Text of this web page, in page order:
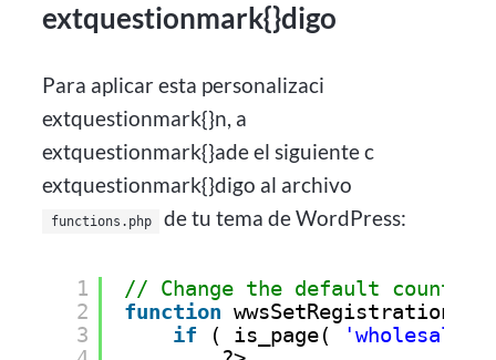
extquestionmark{}digo
Para aplicar esta personalizaci
extquestionmark{}n, a
extquestionmark{}ade el siguiente c
extquestionmark{}digo al archivo
functions.php de tu tema de WordPress:
1
2
3
// Change the default country
function
if
( is_page(
'wholesale-